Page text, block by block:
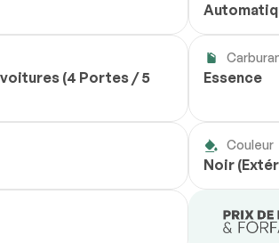
(4 Portes / 5
Essence
Couleur
Noir